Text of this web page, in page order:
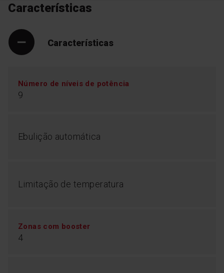
Características
Características
Número de níveis de potência
9
Ebulição automática
Limitação de temperatura
Zonas com booster
4